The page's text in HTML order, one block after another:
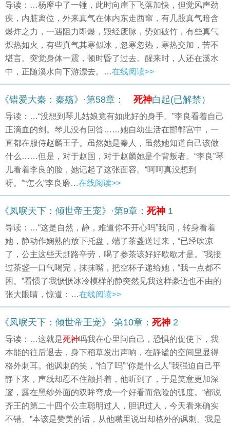
导读：…杨摩中了一锤，此时向崖下飞落加快，但觉风声劲
疾，内脏离位，外来真气在体内东走西窜，有几股真气暗含
爆炸之力，一遇阻力即爆，毁经废脉，势如破竹，有些真气
炽热如火，有些真气其寒似冰，忽寒忽热，寒热交加，苦不
堪言。突觉身体一震，顿时昏了过去。醒来时，人还在溪水
中，正随溪水向下游漂去。…在线阅读>>
《错爱大秦：秦殇》·第58章： 死神白起(已解禁）
导读：…“没想到琴儿姑娘竟有如此好的身手。”李良看着自己
正滴血的剑。琴儿没有回答……她自幼生活在邯郸宫中，一
直都在服侍赵麟王子。虽然她是秦人，虽然她知道自己该做
什么……但是，对于赵国，对于赵麟她是个背叛者。“李良”琴
儿看着李良的脸，她记起了这张面容。“呵呵真没想到
呀。”“怎么”李良磨…在线阅读>>
《凤唳天下：倾世帝王宠》·第9章： 死神 1
导读：…“这是自然，静，难道你不开心吗”我问，转身看着
她，静动作娴熟的放下托盘，端了茶盏送过来，“已经吹凉
了，公主这些天赶路辛劳，喝了参茶该好好歇歇才是。”我接
过茶盏一口气喝完，抹抹嘴，把空杯子递给她，“我一点都不
困。”看惯了我恹恹冰冷模样的静突然见我这样豪迈也不由的
张大眼睛，惊道：…在线阅读>>
《凤唳天下：倾世帝王宠》·第10章： 死神 2
导读：…这就是死神吗我在心里问自己，恐惧的促使下，我
本能的往后退去，身下稻草发出声响，在静谧的空间里显得
格外刺耳。他讽刺的笑，“怕了吗”“你是什么人”我强迫自己平
静下来，声线却忍不住颤抖着，他听到了，于是笑意更加深
邃，露在黑纱外面的双眸弯成一个好看而危险的弧度。“都说
齐王的第二十四个公主聪明过人，胆识过人，今天看来确实
不错。”本该是赞美的话，从他嘴里说出却格外的讽刺。我是